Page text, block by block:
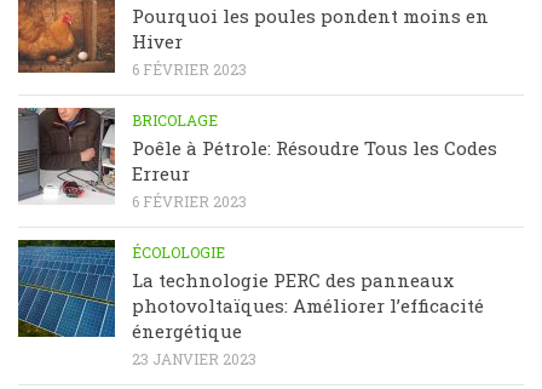
Pourquoi les poules pondent moins en
Hiver
6 FÉVRIER 2023
BRICOLAGE
Poêle à Pétrole: Résoudre Tous les Codes
Erreur
6 FÉVRIER 2023
ÉCOLOLOGIE
La technologie PERC des panneaux
photovoltaïques: Améliorer l’efficacité
énergétique
23 JANVIER 2023